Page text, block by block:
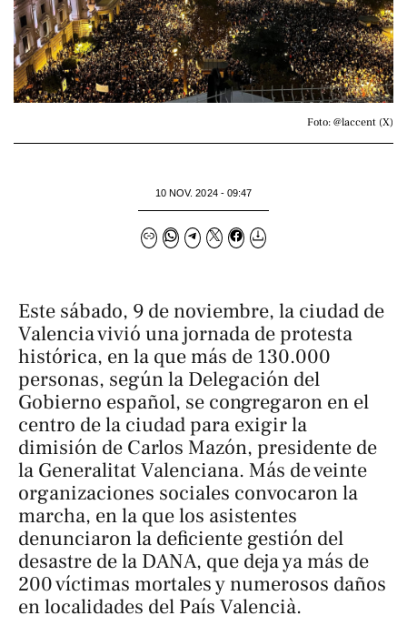
Foto: @laccent (X)
10 NOV. 2024 - 09:47
Este sábado, 9 de noviembre, la ciudad de
Valencia vivió una jornada de protesta
histórica, en la que más de 130.000
personas, según la Delegación del
Gobierno español, se congregaron en el
centro de la ciudad para exigir la
dimisión de Carlos Mazón, presidente de
la Generalitat Valenciana. Más de veinte
organizaciones sociales convocaron la
marcha, en la que los asistentes
denunciaron la deficiente gestión del
desastre de la DANA, que deja ya más de
200 víctimas mortales y numerosos daños
en localidades del País Valencià.